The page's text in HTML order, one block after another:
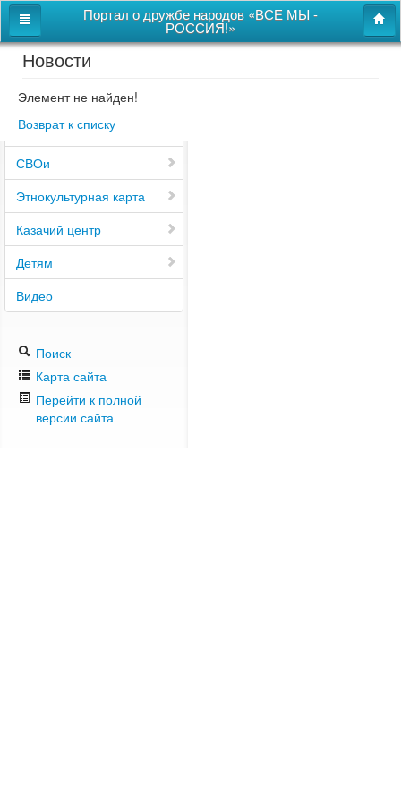
Портал о дружбе народов «ВСЕ МЫ -
РОССИЯ!»
Главная
Дом дружбы народов
Новости
СВОи
Этнокультурная карта
Казачий центр
Детям
Видео
Поиск
Карта сайта
Перейти к полной
версии сайта
Новости
Элемент не найден!
Возврат к списку